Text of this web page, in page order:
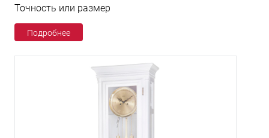
Точность или размер
Подробнее